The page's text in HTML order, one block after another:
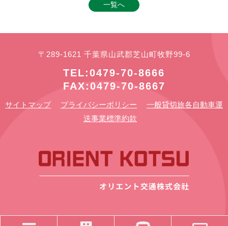
一覧へ
〒289-1621 千葉県山武郡芝山町牧野99-6
TEL:0479-70-8666
FAX:0479-70-8667
サイトマップ プライバシーポリシー
一般貸切旅各自動車運
送事業標準約款